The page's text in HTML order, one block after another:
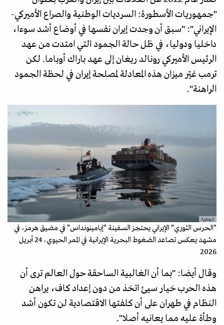
"جمهوريات الأسطورة: السرديات الوطنية والصراع الأميركي-
الإيراني": "سبق أن وجدت إيران نفسها في أوضاع أشد سوءا،
داخليا ودوليا، في ظل حالة الجمود التي امتدت من عهد
الرئيس الأميركي رونالد ريغان إلى عهد باراك أوباما. لكن
ترمب غيّر ميزان هذه المعادلة لمصلحة إيران في لحظة الجمود
الراهنة".
(رويترز)
"الحرس الثوري" الإيراني يحتجز السفينة "إبامينونداس" في مضيق هرمز، في
مشهد يعكس تصاعد الضغوط البحرية الإيرانية في الممر الحيوي، 24 أبريل
2026
وقال أيضا: "بما أن الغالبية الساحقة حول العالم ترى أن
هذه الحرب خيار سيئ اتخذ من دون إعداد كاف، يراهن
النظام في طهران على أن كلفتها الاقتصادية لن تكون أشد
وطأة عليه مما يعانيه أصلا".